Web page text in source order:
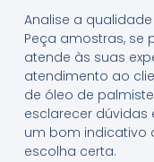
Analise a
Peça amostras, se
atende às suas
atendimento ao
de óleo de
esclarecer dúvidas
um bom indicativo
escolha certa.